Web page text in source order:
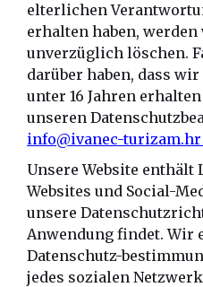
elterlichen
erhalten haben,
unverzüglich löschen.
darüber haben, dass
unter 16 Jahren
unseren
info@ivanec-turizam.hr
Unsere Website enthält
Websites und Social-
unsere
Anwendung findet. Wir
Datenschutz-
jedes sozialen